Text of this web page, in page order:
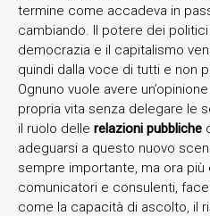
termine come accadeva in
cambiando. Il potere dei
democrazia e il capitalismo
quindi dalla voce di tutti e non
Ognuno vuole avere
propria vita senza delegare le
il ruolo delle relazioni pubbliche
adeguarsi a questo nuovo
sempre importante, ma ora
comunicatori e consulenti,
come la capacità di ascolto, il